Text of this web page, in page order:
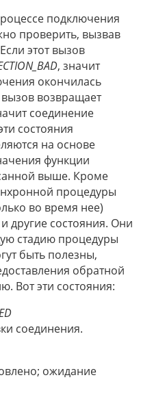
подключения
проверить, вызвав
этот вызов
, значит
окончилась
возвращает
соединение
состояния
на основе
функции
выше. Кроме
процедуры
во время нее)
другие состояния. Они
стадию процедуры
быть полезны,
обратной
Вот эти состояния:
соединения.
ожидание